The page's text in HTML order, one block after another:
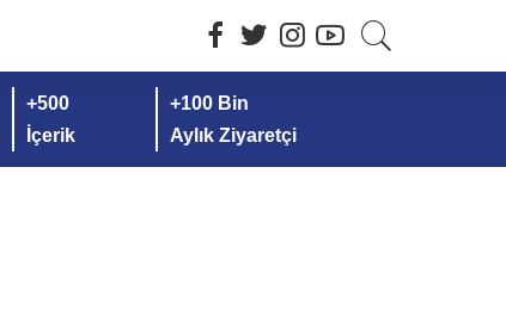
+500
İçerik
+100 Bin
Aylık Ziyaretçi